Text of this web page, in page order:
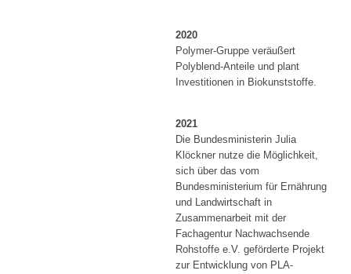
2020
Polymer-Gruppe veräußert
Polyblend-Anteile und plant
Investitionen in Biokunststoffe.
2021
Die Bundesministerin Julia
Klöckner nutze die Möglichkeit,
sich über das vom
Bundesministerium für Ernährung
und Landwirtschaft in
Zusammenarbeit mit der
Fachagentur Nachwachsende
Rohstoffe e.V. geförderte Projekt
zur Entwicklung von PLA-